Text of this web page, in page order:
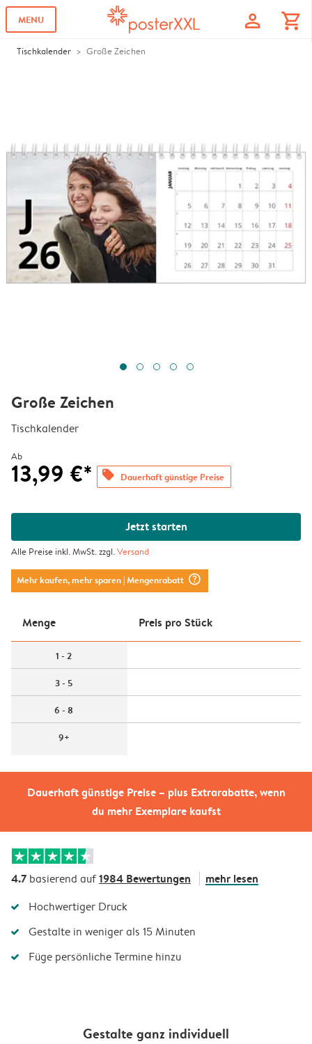
MENU profile shopping_cart
Tischkalender Große Zeichen
Dauerhaft günstige Preise – plus Extrarabatte, wenn
du mehr Exemplare kaufst
Große Zeichen
Tischkalender
Ab
13,99 €* offers Dauerhaft günstige Preise
Jetzt starten
Alle Preise inkl. MwSt. zzgl.Versand
Mehr kaufen, mehr sparen| Mengenrabatt question_mark_circle
Menge Preis pro Stück
1 - 2
3 - 5
6 - 8
9+
4.7 basierend auf1984 Bewertungen mehr lesen
Hochwertiger Druck
Gestalte in weniger als 15 Minuten
Füge persönliche Termine hinzu
Gestalte ganz individuell